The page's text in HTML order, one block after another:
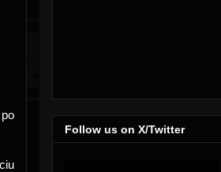
Follow us on X/Twitter